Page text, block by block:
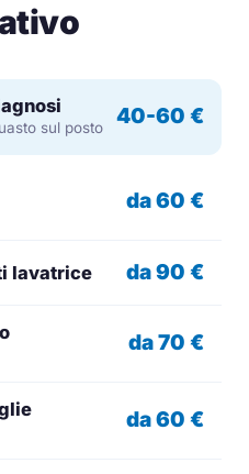
sul posto 40-60 €
da 60 €
lavatrice da 90 €
da 70 €
da 60 €